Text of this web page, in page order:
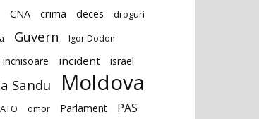
CNA crima deces droguri
Guvern Igor Dodon
inchisoare incident israel
Sandu Moldova
omor Parlament PAS